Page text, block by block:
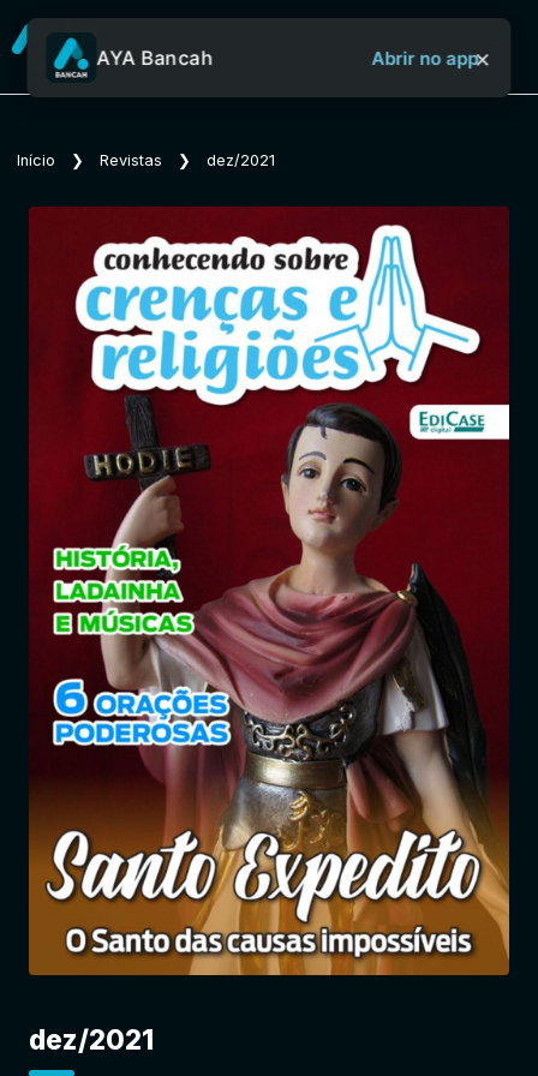
Sobre o Aya Bancah
Início
Revistas
Jornais
Notícias
Entrar
AYA Bancah Abrir no app×
Início ❯ Revistas ❯ dez/2021
dez/2021